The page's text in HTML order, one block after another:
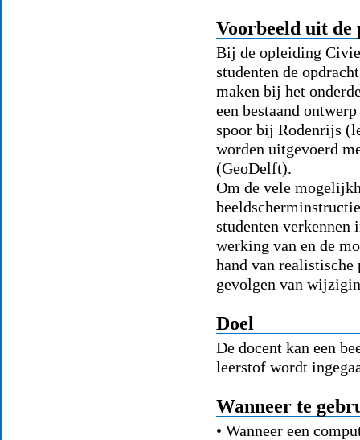
Voorbeeld uit
Bij de opleiding
studenten de
maken bij het
een bestaand
spoor bij Rodenrijs
worden uitgevoerd
(GeoDelft).
Om de vele
studenten verkennen
werking van en de
hand van
gevolgen van
Doel
De docent kan een
leerstof wordt
Wanneer te
• Wanneer een